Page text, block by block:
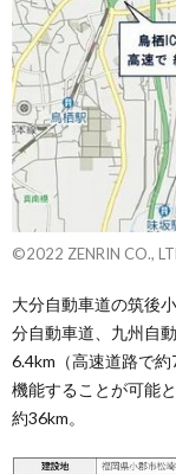
©2022 ZENRIN CO.,
大分自動車道の筑後
分自動車道、九州自
6.4km（高速道路で
機能することが可能
約36km。